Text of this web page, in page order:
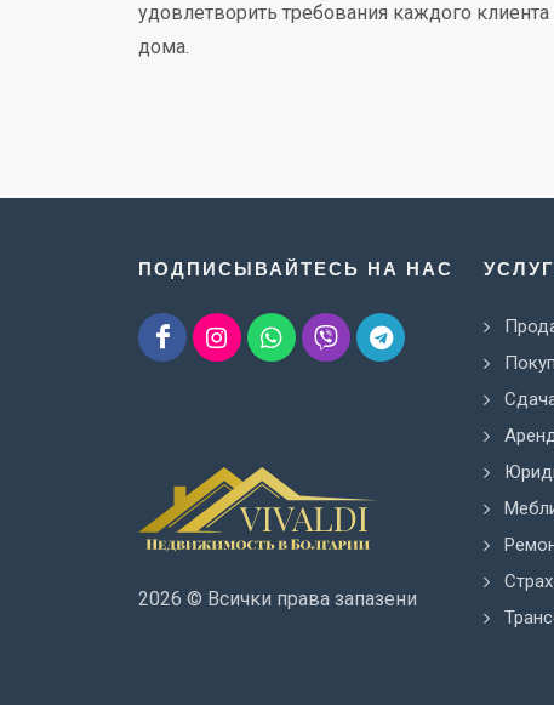
удовлетворить требования каждого
дома.
ПОДПИСЫВАЙТЕСЬ НА НАС
2026 © Всички права запазени